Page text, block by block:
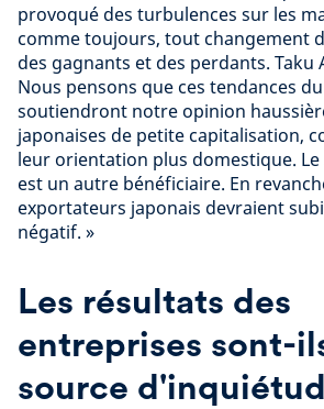
provoqué des turbulences sur les
comme toujours, tout changement
des gagnants et des perdants. Taku
Nous pensons que ces tendances
soutiendront notre opinion
japonaises de petite capitalisation,
leur orientation plus domestique.
est un autre bénéficiaire. En
exportateurs japonais devraient
négatif. »
Les résultats des
entreprises sont-
source